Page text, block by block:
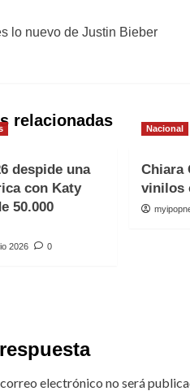
lo nuevo de Justin Bieber
relacionadas
despide una
con Katy
50.000
2026 0
Nacional
Chiara
vinilos
electrónico no será